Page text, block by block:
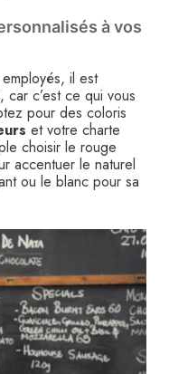
à vos
il est
car c’est ce qui vous
pour des coloris
et votre charte
choisir le rouge
accentuer le naturel
ou le blanc pour sa